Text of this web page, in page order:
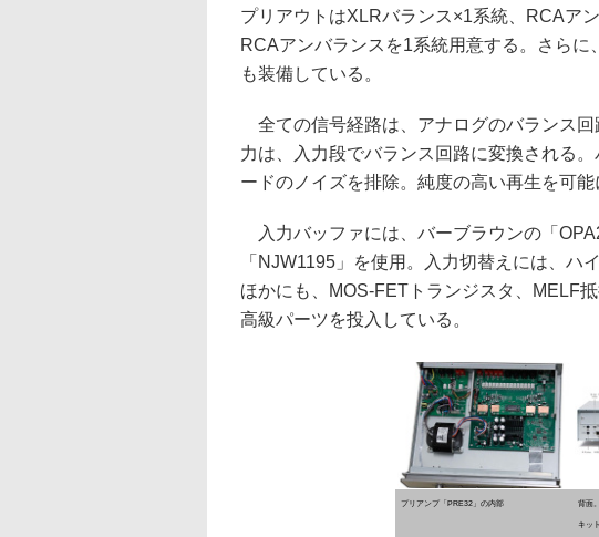
プリアウトはXLRバランス×1系統、RCAア
RCAアンバランスを1系統用意する。さら
も装備している。
全ての信号経路は、アナログのバランス
力は、入力段でバランス回路に変換される
ードのノイズを排除。純度の高い再生を可能
入力バッファには、バーブラウンの「
「NJW1195」を使用。入力切替えには、ハ
ほかにも、MOS-FETトランジスタ、MELF
高級パーツを投入している。
プリアンプ「PRE32」の内部 背面
キッ